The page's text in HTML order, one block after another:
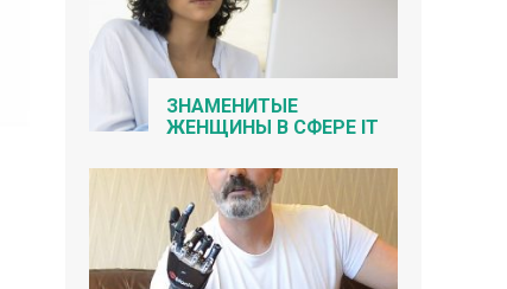
ЗНАМЕНИТЫЕ
ЖЕНЩИНЫ В СФЕРЕ IT